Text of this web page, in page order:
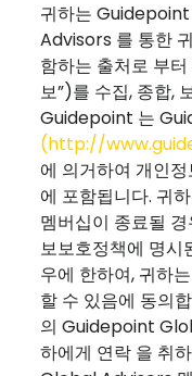
귀하는
Advisors 를 통한
함하는 출처로 부
보”)를 수집, 종합,
Guidepoint 는
(http://
에 의거하여 개인
에 포함됩니다. 귀
멤버십이 종료될
보보호정책에 명시
우에 한하여, 귀하
할 수 있음에 동의
의 Guidepoint
하에게 연락 을 취